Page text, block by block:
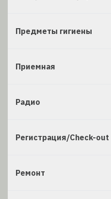
Предметы гигиены
Приемная
Радио
Регистрация/Check-out
Ремонт